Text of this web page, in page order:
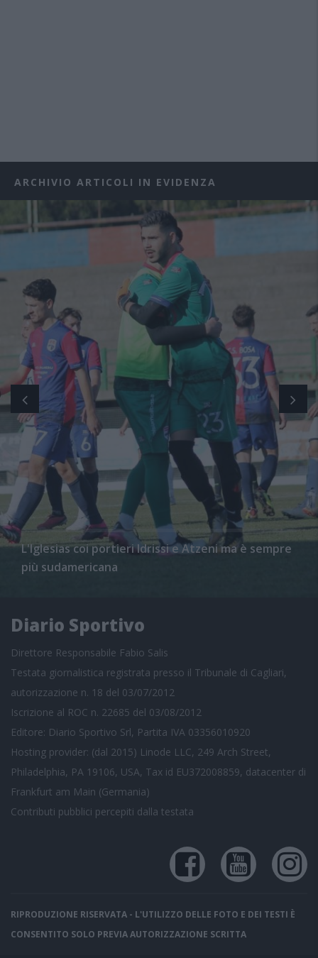
ARCHIVIO ARTICOLI IN EVIDENZA
L'Iglesias coi portieri Idrissi e Atzeni ma è sempre
più sudamericana
Diario Sportivo
Direttore Responsabile Fabio Salis
Testata giornalistica registrata presso il Tribunale di Cagliari,
autorizzazione n. 18 del 03/07/2012
Iscrizione al ROC n. 22685 del 03/08/2012
Editore: Diario Sportivo Srl, Partita IVA 03356010920
Hosting provider: (dal 2015) Linode LLC, 249 Arch Street,
Philadelphia, PA 19106, USA, Tax id EU372008859, datacenter di
Frankfurt am Main (Germania)
Contributi pubblici percepiti dalla testata
RIPRODUZIONE RISERVATA - L'UTILIZZO DELLE FOTO E DEI TESTI È
CONSENTITO SOLO PREVIA AUTORIZZAZIONE SCRITTA